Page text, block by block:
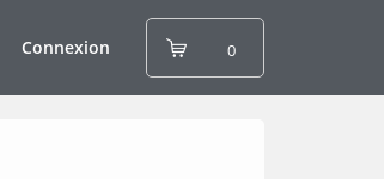
Connexion 0